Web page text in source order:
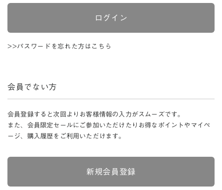
ログイン
>>パスワードを忘れた方はこちら
会員でない方
会員登録すると次回よりお客様情報の入力がスムーズです。
また、会員限定セールにご参加いただけたりお得なポイントやマイペ
ージ、購入履歴をご利用いただけます。
新規会員登録